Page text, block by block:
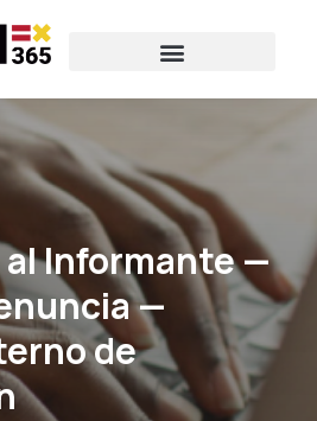
Informante —
—
de